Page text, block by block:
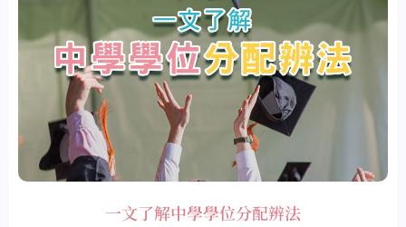
一文了解中學學位分配辨法